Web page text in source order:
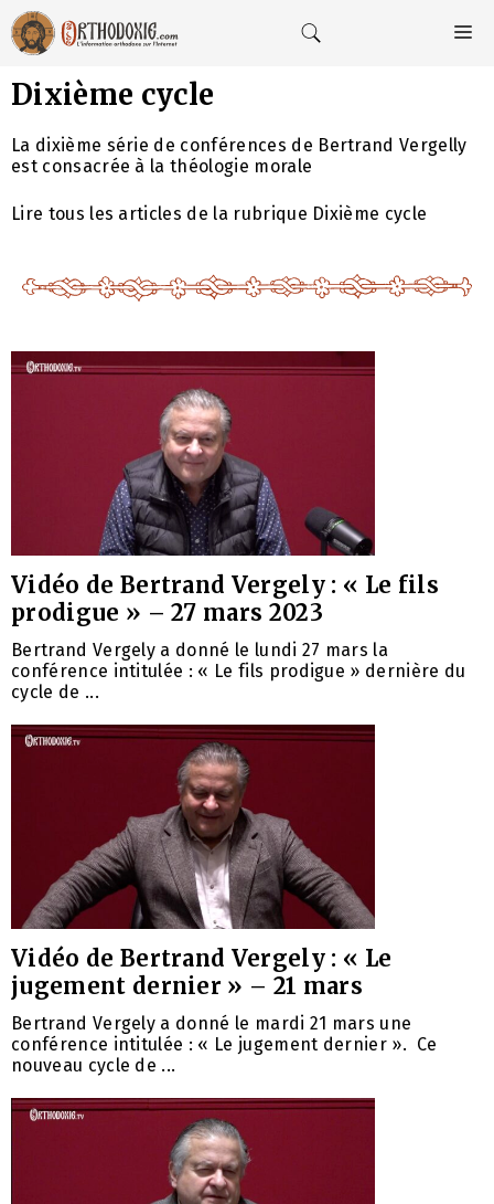
Aller
au
contenu
Dixième cycle
La dixième série de conférences de Bertrand Vergelly
est consacrée à la théologie morale
Lire tous les articles de la rubrique Dixième cycle
Vidéo de Bertrand Vergely : « Le fils
prodigue » – 27 mars 2023
Bertrand Vergely a donné le lundi 27 mars la
conférence intitulée : « Le fils prodigue » dernière du
cycle de ...
Vidéo de Bertrand Vergely : « Le
jugement dernier » – 21 mars
Bertrand Vergely a donné le mardi 21 mars une
conférence intitulée : « Le jugement dernier ». Ce
nouveau cycle de ...